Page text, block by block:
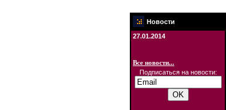
Новости
27.01.2014
Все новости...
Подписаться на новости: